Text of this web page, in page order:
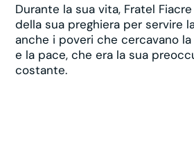
Durante la sua vita, Fratel
della sua preghiera per servire
anche i poveri che cercavano
e la pace, che era la sua
costante.